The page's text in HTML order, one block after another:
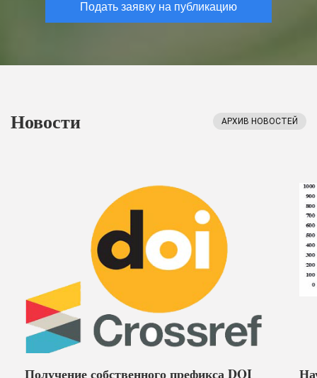
Подать заявку на публикацию
Новости АРХИВ НОВОСТЕЙ
Получение собственного префикса DOI